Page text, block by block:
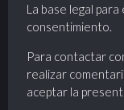
La base legal
consentimiento.
Para contactar
realizar
aceptar la